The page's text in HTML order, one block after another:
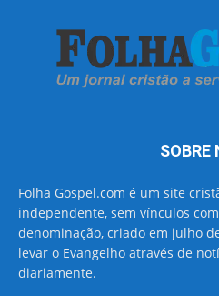
SOBRE
Folha Gospel.com é um site
independente, sem vínculos
denominação, criado em julho
levar o Evangelho através de
diariamente.